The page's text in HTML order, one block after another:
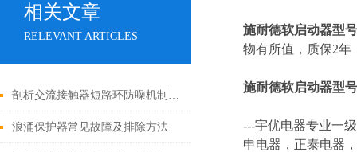
相关文章
RELEVANT ARTICLES
剖析交流接触器短路环防噪机制与电气安全操作红线
浪涌保护器常见故障及排除方法
施耐德软启动器型号
物有所值，质保2年
施耐德软启动器型号
---宇优电器专业一
申电器，正泰电器